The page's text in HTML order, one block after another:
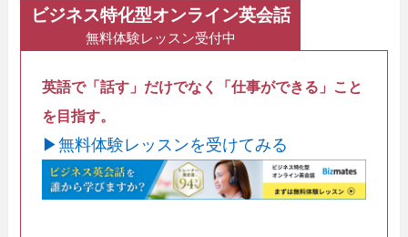
ビジネス特化型オンライン英会話
無料体験レッスン受付中
英語で「話す」だけでなく「仕事ができる」こと
を目指す。
▶無料体験レッスンを受けてみる